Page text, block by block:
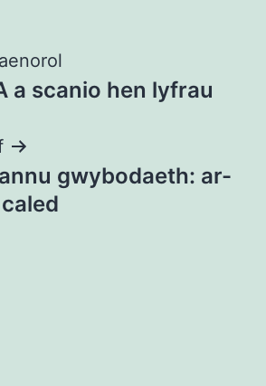
a scanio hen lyfrau
gwybodaeth: ar-